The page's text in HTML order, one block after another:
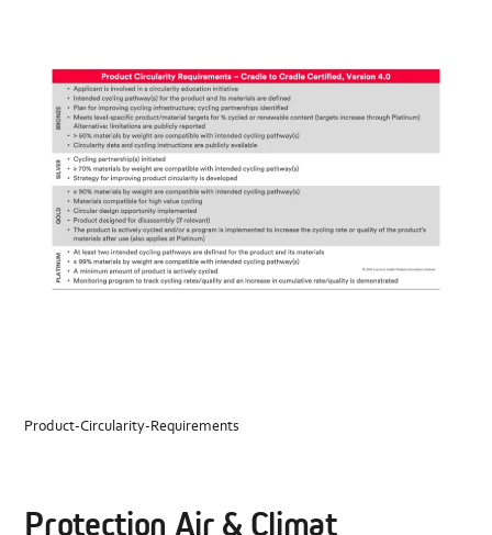
Product-Circularity-Requirements
Protection Air & Climat